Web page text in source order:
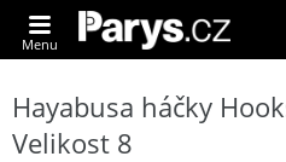
Menu
Hayabusa háčky
Velikost 8